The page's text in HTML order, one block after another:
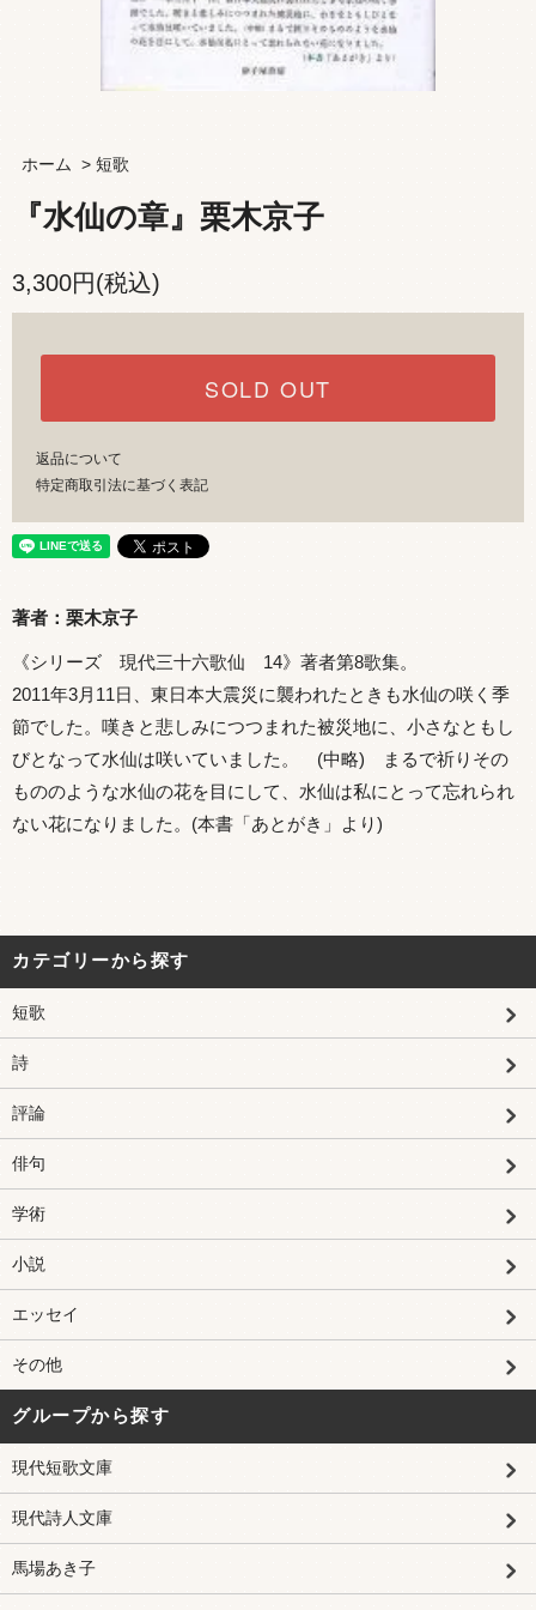
ホーム > 短歌
『水仙の章』栗木京子
3,300円(税込)
SOLD OUT
返品について
特定商取引法に基づく表記
著者：栗木京子
《シリーズ 現代三十六歌仙 14》著者第8歌集。
2011年3月11日、東日本大震災に襲われたときも水仙の咲く季
節でした。嘆きと悲しみにつつまれた被災地に、小さなともし
びとなって水仙は咲いていました。 (中略) まるで祈りその
もののような水仙の花を目にして、水仙は私にとって忘れられ
ない花になりました。(本書「あとがき」より)
カテゴリーから探す
短歌
詩
評論
俳句
学術
小説
エッセイ
その他
グループから探す
現代短歌文庫
現代詩人文庫
馬場あき子